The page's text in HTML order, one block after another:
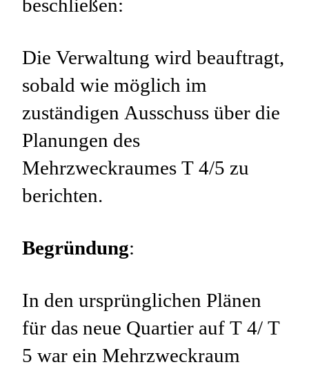
beschließen:
Die Verwaltung wird beauftragt,
sobald wie möglich im
zuständigen Ausschuss über die
Planungen des
Mehrzweckraumes T 4/5 zu
berichten.
Begründung:
In den ursprünglichen Plänen
für das neue Quartier auf T 4/ T
5 war ein Mehrzweckraum